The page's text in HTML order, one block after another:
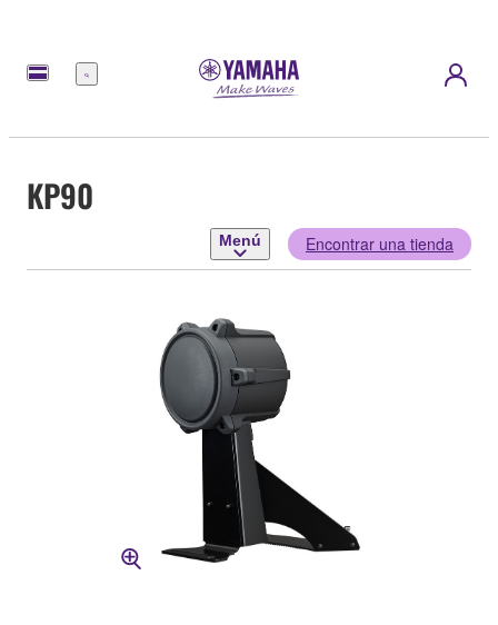
Menú
KP90
Menú Encontrar una tienda